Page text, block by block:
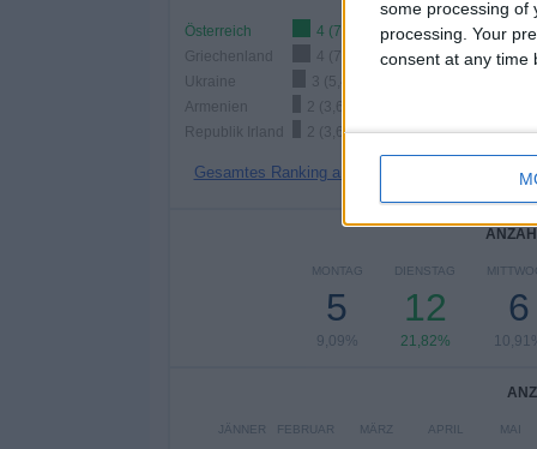
some processing of
processing. Your
consent at any time
Österreich
4 (7,27%)
Griechenland
4 (7,27%)
Ukraine
3 (5,45%)
Armenien
2 (3,64%)
Republik Irland
2 (3,64%)
Gesamtes Ranking anzeigen
MONTAG
5
9,09%
DIENSTAG
12
21,82%
6
JÄNNER FEBRUAR MÄRZ APRIL MAI